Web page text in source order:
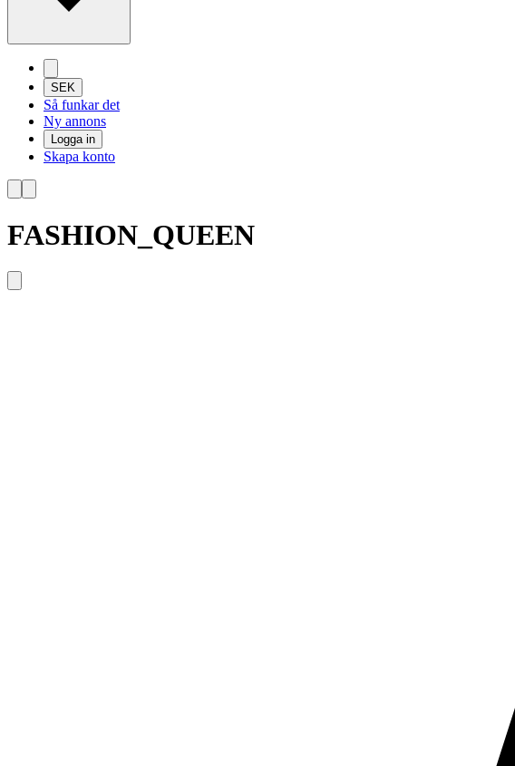
SEK
Så funkar det
Ny annons
Logga in
Skapa konto
FASHION_QUEEN